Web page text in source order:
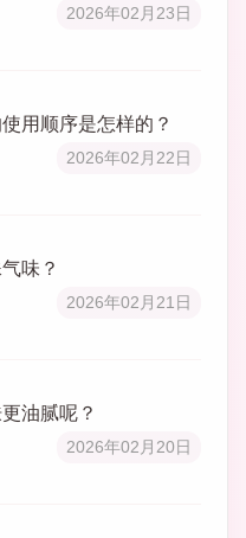
2026年02月23日
用顺序是怎样的？
2026年02月22日
味？
2026年02月21日
油腻呢？
2026年02月20日